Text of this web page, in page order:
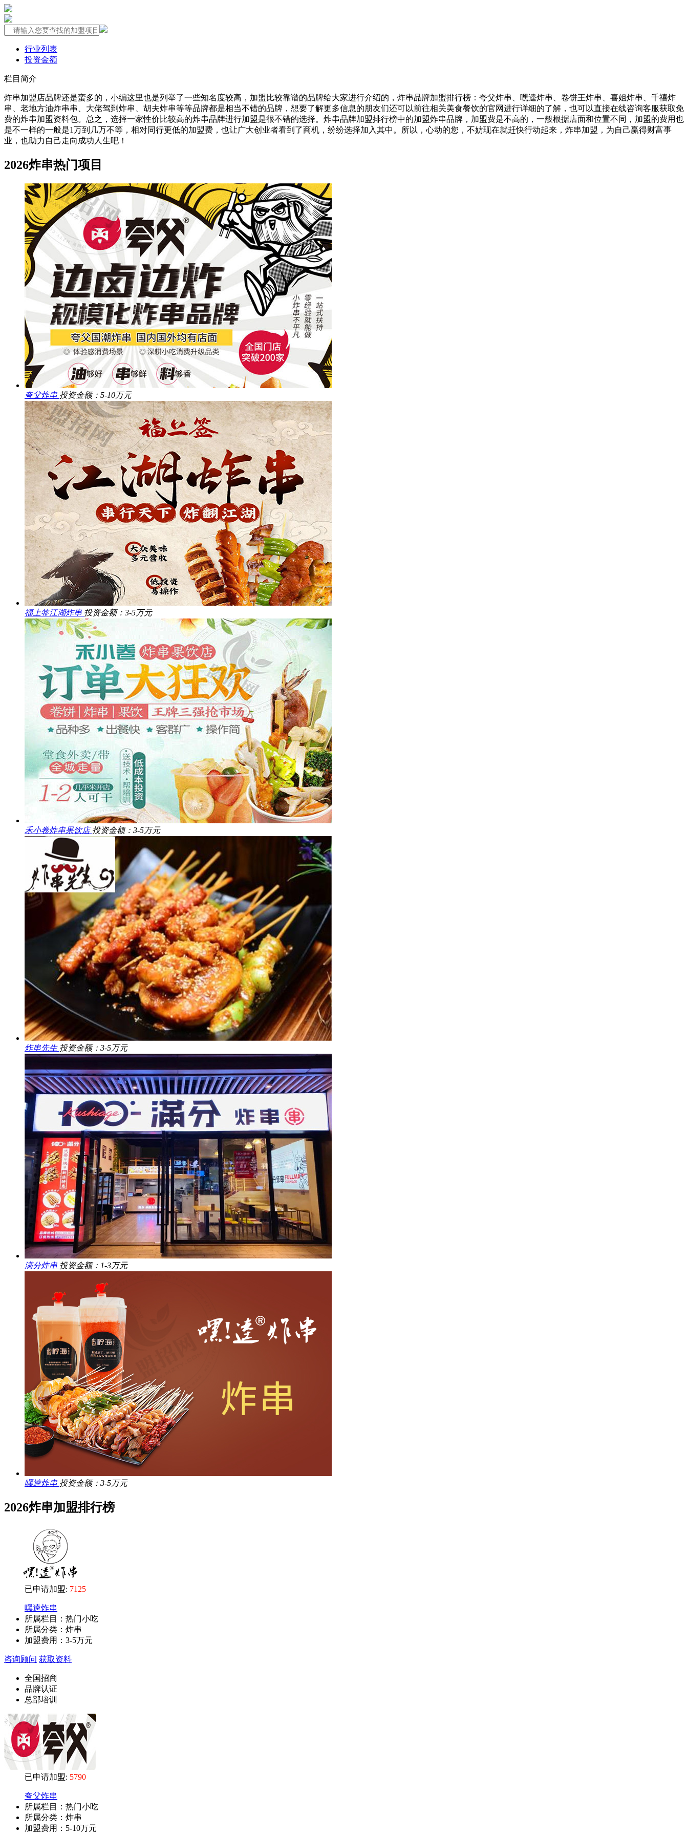
行业列表
投资金额
栏目简介
炸串加盟店品牌还是蛮多的，小编这里也是列举了一些知名度较高，加盟比较靠谱的品牌给大家进行介绍的，炸串品牌加盟排行榜：夸父炸串、嘿逵炸串、卷饼王炸串、喜姐炸串、千禧炸
串、老地方油炸串串、大佬驾到炸串、胡夫炸串等等品牌都是相当不错的品牌，想要了解更多信息的朋友们还可以前往相关美食餐饮的官网进行详细的了解，也可以直接在线咨询客服获取免
费的炸串加盟资料包。总之，选择一家性价比较高的炸串品牌进行加盟是很不错的选择。炸串品牌加盟排行榜中的加盟炸串品牌，加盟费是不高的，一般根据店面和位置不同，加盟的费用也
是不一样的一般是1万到几万不等，相对同行更低的加盟费，也让广大创业者看到了商机，纷纷选择加入其中。所以，心动的您，不妨现在就赶快行动起来，炸串加盟，为自己赢得财富事
业，也助力自己走向成功人生吧！
2026炸串热门项目
夸父炸串 投资金额：5-10万元
福上签江湖炸串 投资金额：3-5万元
禾小卷炸串果饮店投资金额：3-5万元
炸串先生 投资金额：3-5万元
满分炸串 投资金额：1-3万元
嘿逵炸串 投资金额：3-5万元
2026炸串加盟排行榜
已申请加盟: 7125
嘿逵炸串
所属栏目：热门小吃
所属分类：炸串
加盟费用： 3-5万元
咨询顾问 获取资料
全国招商
品牌认证
总部培训
已申请加盟: 5790
夸父炸串
所属栏目：热门小吃
所属分类：炸串
加盟费用： 5-10万元